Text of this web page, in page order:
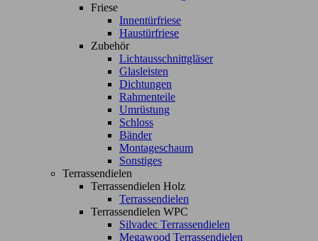
Friese
Innentürfriese
Haustürfriese
Zubehör
Lichtausschnittgläser
Glasleisten
Dichtungen
Rahmenteile
Umrüstung
Schloss
Bänder
Montageschaum
Sonstiges
Terrassendielen
Terrassendielen Holz
Terrassendielen
Terrassendielen WPC
Silvadec Terrassendielen
Megawood Terrassendielen